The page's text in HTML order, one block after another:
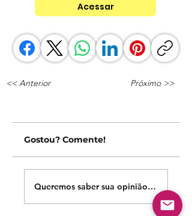
Acessar
<< Anterior Próximo >>
Gostou? Comente!
Queremos saber sua opinião sobre